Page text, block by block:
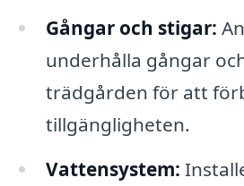
Gångar och stigar:
underhålla gångar
trädgården för att
tillgängligheten.
Vattensystem: